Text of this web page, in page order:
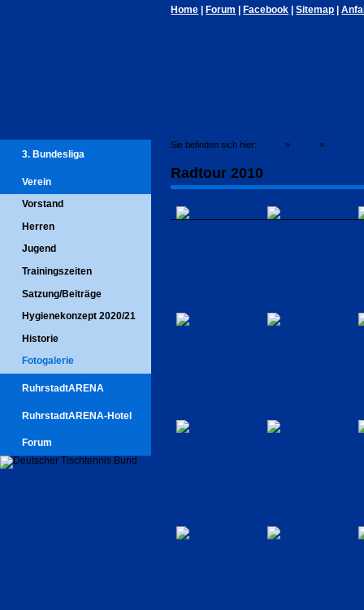
Home Forum Facebook |Sitemap |
3. Bundesliga
Verein
Vorstand
Herren
Jugend
Trainingszeiten
Satzung/Beiträge
Hygienekonzept 2020/21
Historie
Fotogalerie
RuhrstadtARENA
RuhrstadtARENA-Hotel
Forum
Sie befinden sich hier: » »
Radtour 2010